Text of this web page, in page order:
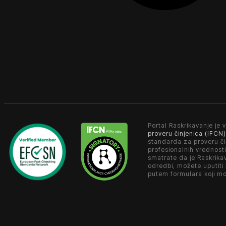
Portal Raskrikavanje je
proveru činjenica (IFCN)
standarda za proveru
profesionalnih
smatrate da je
odredbi, možete
putem formulara koji